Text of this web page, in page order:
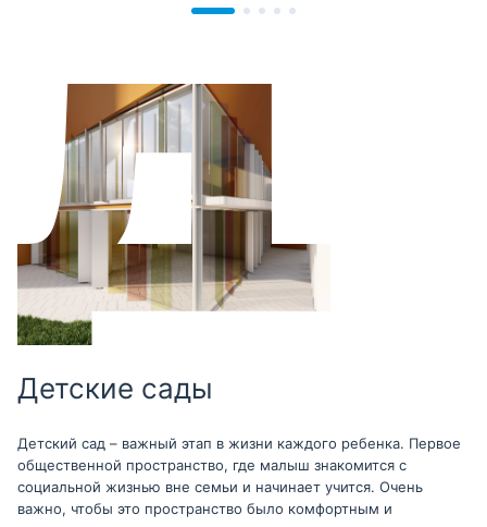
Детские сады
Детский сад – важный этап в жизни каждого ребенка. Первое
общественной пространство, где малыш знакомится с
социальной жизнью вне семьи и начинает учится. Очень
важно, чтобы это пространство было комфортным и